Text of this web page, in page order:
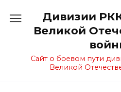
содержанию
Дивизии
Великой
Сайт о боевом пути
Великой